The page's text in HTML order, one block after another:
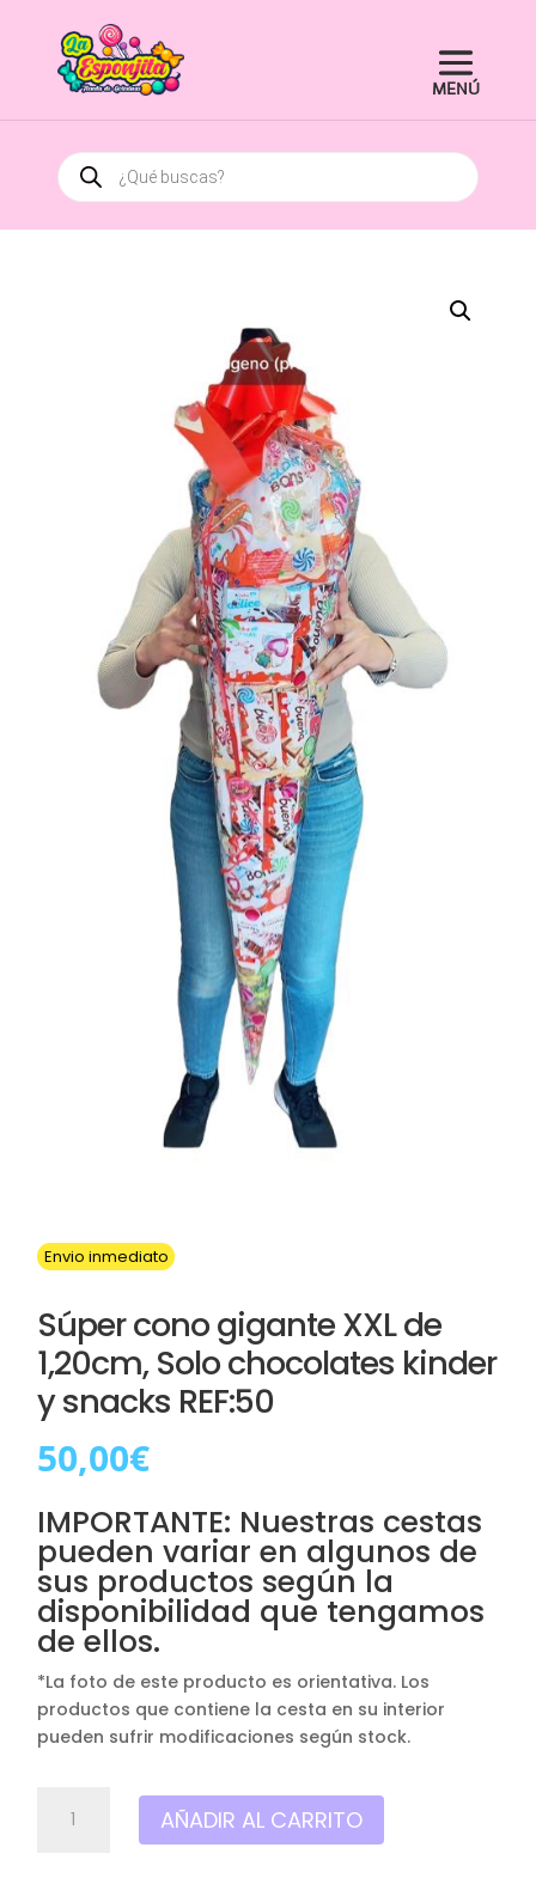
Búsqueda
de
productos
Envio inmediato
Súper cono gigante XXL de
1,20cm, Solo chocolates kinder
y snacks REF:50
50,00€
IMPORTANTE: Nuestras cestas
pueden variar en algunos de
sus productos según la
disponibilidad que tengamos
de ellos.
*La foto de este producto es orientativa. Los
productos que contiene la cesta en su interior
pueden sufrir modificaciones según stock.
AÑADIR AL CARRITO